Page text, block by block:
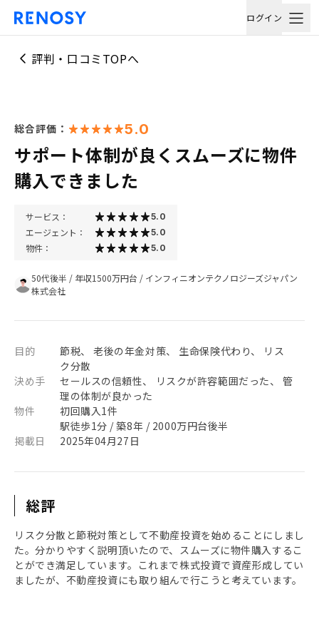
ログイン
評判・口コミTOPへ
総合評価： 5.0
サポート体制が良くスムーズに物件
購入できました
サービス： 5.0
エージェント： 5.0
物件： 5.0
50代後半 / 年収1500万円台 / インフィニオンテクノロジーズジャパン
株式会社
目的
節税、 老後の年金対策、 生命保険代わり、 リス
ク分散
決め手
セールスの信頼性、 リスクが許容範囲だった、 管
理の体制が良かった
物件
初回購入1件
駅徒歩1分 / 築8年 / 2000万円台後半
掲載日
2025年04月27日
総評
リスク分散と節税対策として不動産投資を始めることにしまし
た。分かりやすく説明頂いたので、スムーズに物件購入するこ
とができ満足しています。これまで株式投資で資産形成してい
ましたが、不動産投資にも取り組んで行こうと考えています。